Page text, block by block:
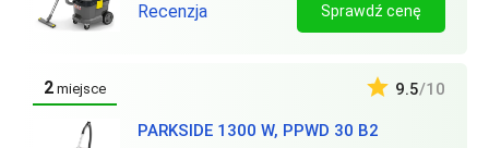
Recenzja Sprawdź cenę
2 miejsce
PARKSIDE 1300 W, PPWD 30 B2
9.5/10